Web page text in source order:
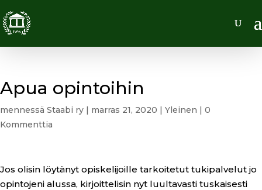
Apua opintoihin
mennessä Staabi ry | marras 21, 2020 | Yleinen | 0
Kommenttia
Jos olisin löytänyt opiskelijoille tarkoitetut tukipalvelut jo
opintojeni alussa, kirjoittelisin nyt luultavasti tuskaisesti